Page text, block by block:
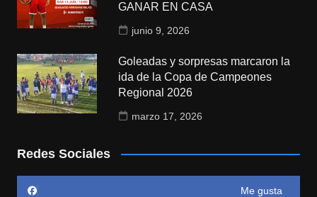
GANAR EN CASA
junio 9, 2026
Goleadas y sorpresas marcaron la
ida de la Copa de Campeones
Regional 2026
marzo 17, 2026
Redes Sociales
Me gusta